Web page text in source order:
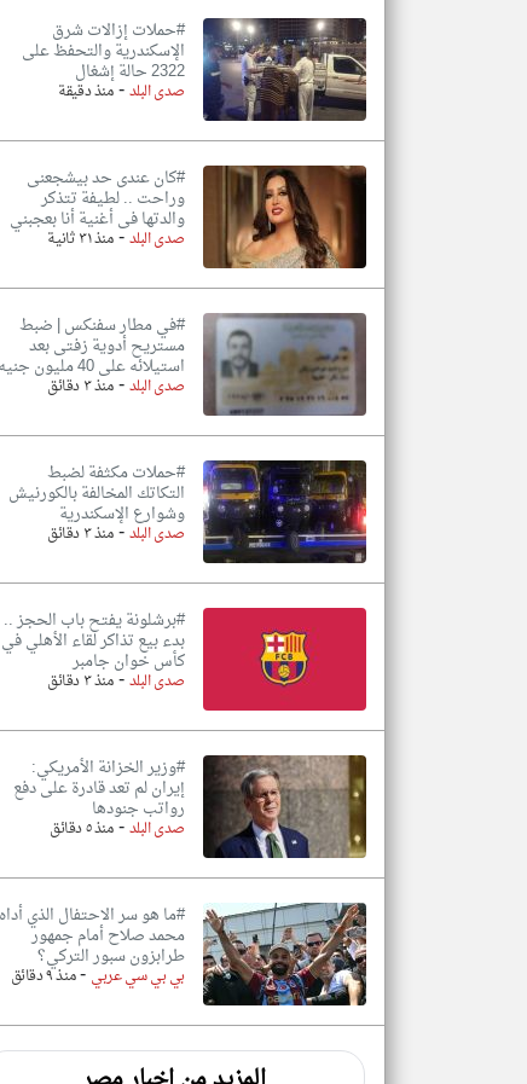
#حملات إزالات شرق
الإسكندرية والتحفظ على
2322 حالة إشغال
صدى البلد-منذ دقيقة
#كان عندى حد بيشجعنى
وراحت .. لطيفة تتذكر
والدتها فى أغنية أنا بعجبني
صدى البلد-منذ ٣١ ثانية
#في مطار سفنكس | ضبط
مستريح أدوية زفتى بعد
استيلائه على 40 مليون جنيه
صدى البلد-منذ ٣ دقائق
#حملات مكثفة لضبط
التكاتك المخالفة بالكورنيش
وشوارع الإسكندرية
صدى البلد-منذ ٣ دقائق
#برشلونة يفتح باب الحجز ..
بدء بيع تذاكر لقاء الأهلي في
كأس خوان جامبر
صدى البلد-منذ ٣ دقائق
#وزير الخزانة الأمريكي:
إيران لم تعد قادرة على دفع
رواتب جنودها
صدى البلد-منذ ٥ دقائق
#ما هو سر الاحتفال الذي أداه
محمد صلاح أمام جمهور
طرابزون سبور التركي؟
بي بي سي عربي -منذ ٩ دقائق